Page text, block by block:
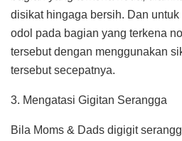
disikat hingaga bersih. Dan
odol pada bagian yang terkena
tersebut dengan menggunakan
tersebut secepatnya.
3. Mengatasi Gigitan Serangga
Bila Moms & Dads digigit